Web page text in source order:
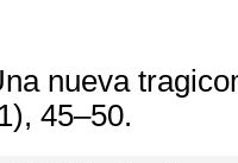
nueva
45–50.